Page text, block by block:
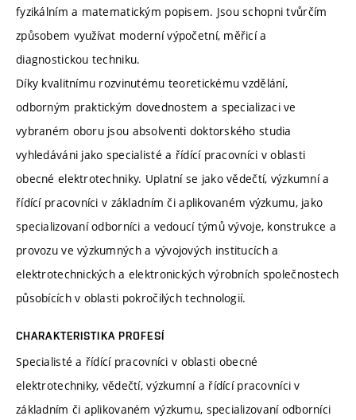
fyzikálním a matematickým popisem. Jsou schopni tvůrčím
způsobem využívat moderní výpočetní, měřicí a
diagnostickou techniku.
Díky kvalitnímu rozvinutému teoretickému vzdělání,
odborným praktickým dovednostem a specializaci ve
vybraném oboru jsou absolventi doktorského studia
vyhledáváni jako specialisté a řídící pracovníci v oblasti
obecné elektrotechniky. Uplatní se jako vědečtí, výzkumní a
řídící pracovníci v základním či aplikovaném výzkumu, jako
specializovaní odborníci a vedoucí týmů vývoje, konstrukce a
provozu ve výzkumných a vývojových institucích a
elektrotechnických a elektronických výrobních společnostech
působících v oblasti pokročilých technologií.
CHARAKTERISTIKA PROFESÍ
Specialisté a řídící pracovníci v oblasti obecné
elektrotechniky, vědečtí, výzkumní a řídící pracovníci v
základním či aplikovaném výzkumu, specializovaní odborníci